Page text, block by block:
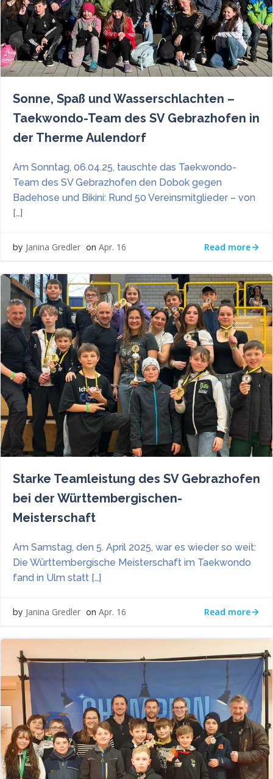
Sonne, Spaß und Wasserschlachten –
Taekwondo-Team des SV Gebrazhofen in
der Therme Aulendorf
Am Sonntag, 06.04.25, tauschte das Taekwondo-
Team des SV Gebrazhofen den Dobok gegen
Badehose und Bikini: Rund 50 Vereinsmitglieder – von
[…]
by Janina Gredler on Apr. 16 Read more
Starke Teamleistung des SV Gebrazhofen
bei der Württembergischen-
Meisterschaft
Am Samstag, den 5. April 2025, war es wieder so weit:
Die Württembergische Meisterschaft im Taekwondo
fand in Ulm statt […]
by Janina Gredler on Apr. 16 Read more